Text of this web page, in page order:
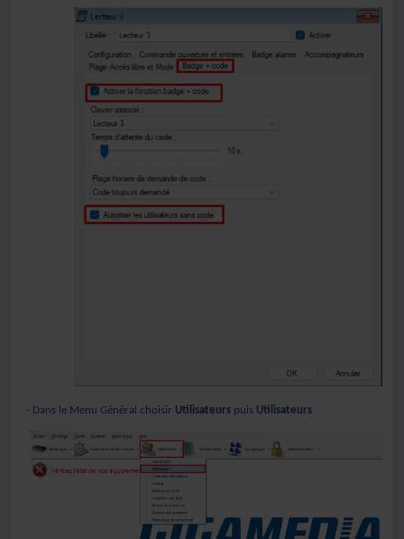
- Dans le Menu Général choisir Utilisateurs puis Utilisateurs